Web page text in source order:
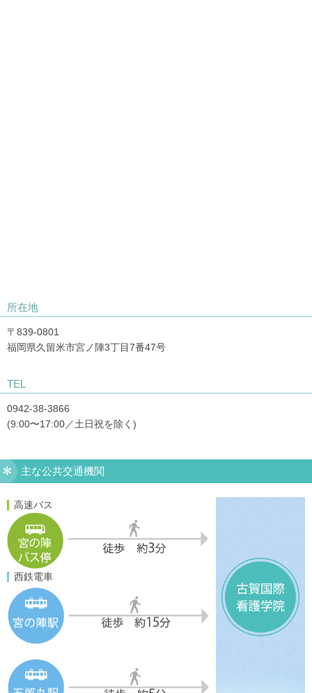
所在地
〒839-0801
福岡県久留米市宮ノ陣3丁目7番47号
TEL
0942-38-3866
(9:00〜17:00／土日祝を除く)
主な公共交通機関
高速バス
西鉄電車